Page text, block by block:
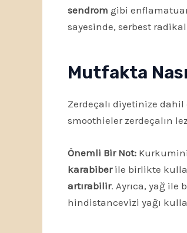
sendrom gibi
sayesinde, serbest
Mutfakta
Zerdeçalı diyetinize
smoothieler zerdeçalın
Önemli Bir Not:
karabiberile birlikte
artırabilir. Ayrıca, yağ
hindistancevizi yağı